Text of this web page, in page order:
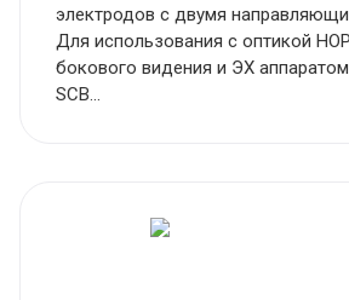
электродов с двумя
Для использования с оптикой
бокового видения и ЭХ аппаратом
SCB...